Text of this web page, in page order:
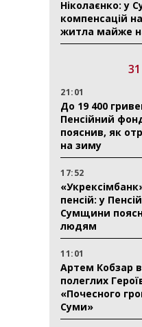
Ніколаєнко: у
компенсацій
житла майже
21:01
До 19 400
Пенсійний
пояснив, як
на зиму
17:52
пенсій: у
Сумщини
людям
11:01
Артем Кобзар
полеглих
«Почесного
Суми»